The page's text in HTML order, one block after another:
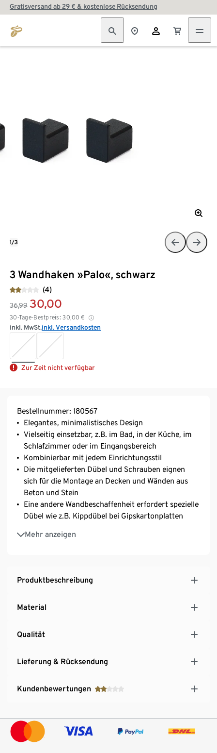
Gratisversand ab 29 € & kostenlose Rücksendung
3 Wandhaken »Palo«, schwarz
(4)
36,99 30,00
30-Tage-Bestpreis: 30,00 €
inkl. MwSt.inkl. Versandkosten
Zur Zeit nicht verfügbar
1/3
Bestellnummer: 180567
Elegantes, minimalistisches Design
Vielseitig einsetzbar, z.B. im Bad, in der Küche, im
Schlafzimmer oder im Eingangsbereich
Kombinierbar mit jedem Einrichtungsstil
Die mitgelieferten Dübel und Schrauben eignen
sich für die Montage an Decken und Wänden aus
Beton und Stein
Eine andere Wandbeschaffenheit erfordert spezielle
Dübel wie z.B. Kippdübel bei Gipskartonplatten
Mehr anzeigen
MADE IN GERMANY
Produktbeschreibung
Material
Qualität
Lieferung & Rücksendung
Kundenbewertungen